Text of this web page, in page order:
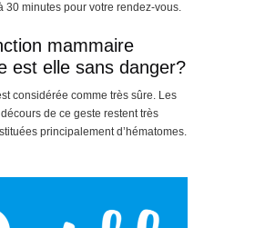
30 minutes pour votre rendez-vous.
mammaire
est elle sans danger?
considérée comme très sûre. Les
de ce geste restent très
principalement d’hématomes.